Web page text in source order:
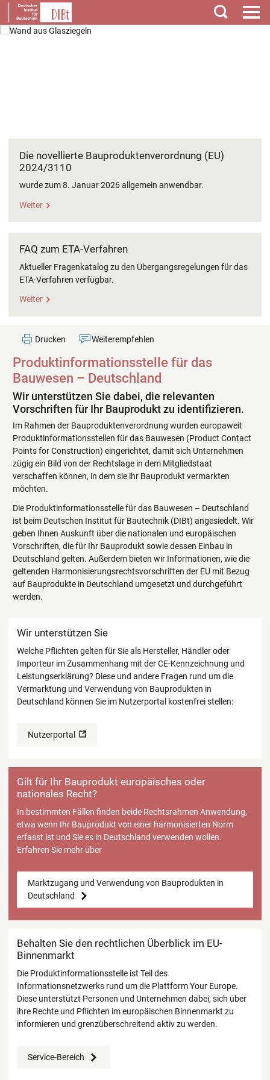
Suchen
Produktinformationsstelle für das
Die novellierte Bauproduktenverordnung (EU)
2024/3110
wurde zum 8. Januar 2026 allgemein anwendbar.
Weiter
FAQ zum ETA-Verfahren
Aktueller Fragenkatalog zu den Übergangsregelungen für das
ETA-Verfahren verfügbar.
Weiter
Drucken Weiterempfehlen
Produktinformationsstelle für das
Bauwesen – Deutschland
Wir unterstützen Sie dabei, die relevanten
Vorschriften für Ihr Bauprodukt zu identifizieren.
Im Rahmen der Bauproduktenverordnung wurden europaweit
Produktinformationsstellen für das Bauwesen (Product Contact
Points for Construction) eingerichtet, damit sich Unternehmen
zügig ein Bild von der Rechtslage in dem Mitgliedstaat
verschaffen können, in dem sie ihr Bauprodukt vermarkten
möchten.
Die Produktinformationsstelle für das Bauwesen – Deutschland
ist beim Deutschen Institut für Bautechnik (DIBt) angesiedelt. Wir
geben Ihnen Auskunft über die nationalen und europäischen
Vorschriften, die für Ihr Bauprodukt sowie dessen Einbau in
Deutschland gelten. Außerdem bieten wir Informationen, wie die
geltenden Harmonisierungsrechtsvorschriften der EU mit Bezug
auf Bauprodukte in Deutschland umgesetzt und durchgeführt
werden.
Wir unterstützen Sie
Welche Pflichten gelten für Sie als Hersteller, Händler oder
Importeur im Zusammenhang mit der CE-Kennzeichnung und
Leistungserklärung? Diese und andere Fragen rund um die
Vermarktung und Verwendung von Bauprodukten in
Deutschland können Sie im Nutzerportal kostenfrei stellen:
Nutzerportal
Gilt für Ihr Bauprodukt europäisches oder
nationales Recht?
In bestimmten Fällen finden beide Rechtsrahmen Anwendung,
etwa wenn Ihr Bauprodukt von einer harmonisierten Norm
erfasst ist und Sie es in Deutschland verwenden wollen.
Erfahren Sie mehr über
Marktzugang und Verwendung von Bauprodukten in
Deutschland
Behalten Sie den rechtlichen Überblick im EU-
Binnenmarkt
Die Produktinformationsstelle ist Teil des
Informationsnetzwerks rund um die Plattform Your Europe.
Diese unterstützt Personen und Unternehmen dabei, sich über
ihre Rechte und Pflichten im europäischen Binnenmarkt zu
informieren und grenzüberschreitend aktiv zu werden.
Service-Bereich